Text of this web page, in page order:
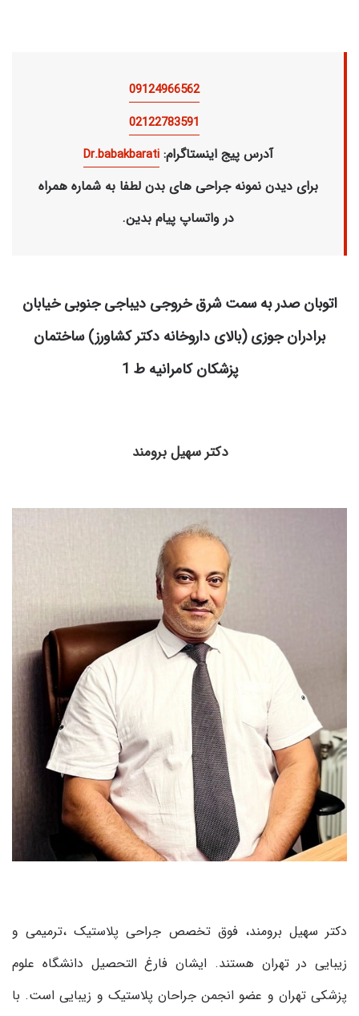
09124966562
02122783591
Dr.babakbarati :آدرس پیج اینستاگرام
برای دیدن نمونه جراحی های بدن لطفا به شماره همراه
در واتساپ پیام بدین.
اتوبان صدر به سمت شرق خروجی دیباجی جنوبی خیابان
برادران جوزی (بالای داروخانه دکتر کشاورز) ساختمان
پزشکان کامرانیه ط 1
دکتر سهیل برومند
دکتر سهیل برومند، فوق تخصص جراحی پلاستیک ،ترمیمی و
زیبایی در تهران هستند. ایشان فارغ التحصیل دانشگاه علوم
پزشکی تهران و عضو انجمن جراحان پلاستیک و زیبایی است. با